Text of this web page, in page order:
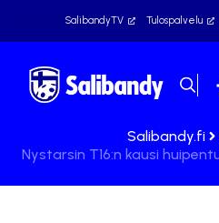
SalibandyTV Tulospalvelu
Salibandy.fi
Nystarsin T16:n kausi